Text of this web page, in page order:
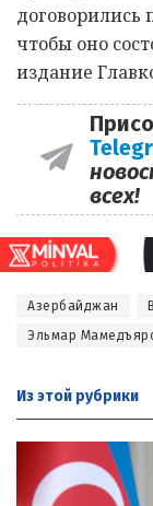
договорились
чтобы оно
издание
всех!
Азербайджан
Эльмар
Из этой рубрики